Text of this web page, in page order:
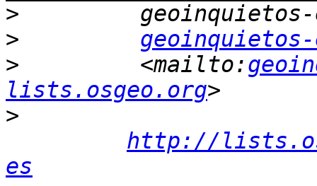
>
>
>
         <mailto:
lists.osgeo.org
>
http://
es